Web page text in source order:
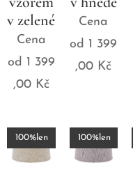
v zelené
Cena
od 1 399
,00Kč
Cena
od 1 399
,00 Kč
100%len 100%len